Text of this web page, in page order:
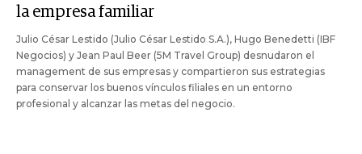
la empresa familiar
Julio César Lestido (Julio César Lestido S.A.), Hugo Benedetti (IBF
Negocios) y Jean Paul Beer (5M Travel Group) desnudaron el
management de sus empresas y compartieron sus estrategias
para conservar los buenos vínculos filiales en un entorno
profesional y alcanzar las metas del negocio.